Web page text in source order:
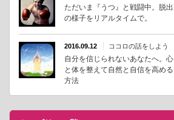
ただいま『うつ』と戦闘中。脱出
の様子をリアルタイムで。
2016.09.12 ココロの話をしよう
自分を信じられないあなたへ。心
と体を整えて自然と自信を高める
方法